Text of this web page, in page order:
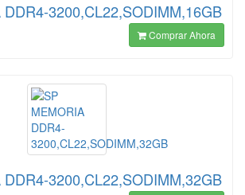
3200,CL22,SODIMM,16GB
Comprar Ahora
3200,CL22,SODIMM,32GB